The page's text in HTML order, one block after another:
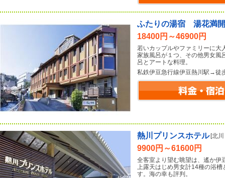
ふたりの湯宿 湯花満開
18400円～46900円
若いカップルやファミリーに大
家族風呂が１つ、その他男女風
呂とアートな料理。
私鉄伊豆急行線伊豆熱川駅→徒
熱川プリンスホテル [北
9900円～61600円
全客室より望む眺望は、遙か伊
上露天はじめ男女計14種の浴
す。海の幸も評判。